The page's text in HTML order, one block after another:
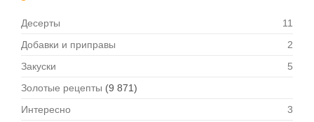
Десерты
11
Добавки и приправы
2
Закуски
5
Золотые рецепты (9 871)
Интересно
3